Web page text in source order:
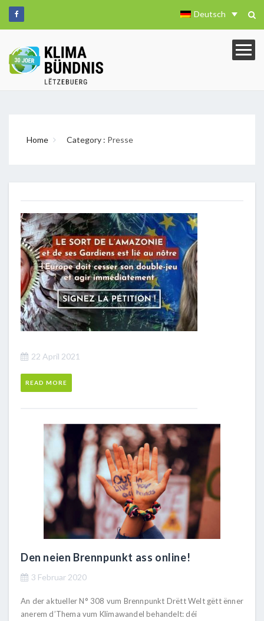
Deutsch
Home Category : Presse
22 April 2021
READ MORE
Den neien Brennpunkt ass online!
3 Februar 2020
An der aktueller N° 308 vum Brennpunkt Drëtt Welt gëtt ënner
anerem d’Thema vum Klimawandel behandelt: déi